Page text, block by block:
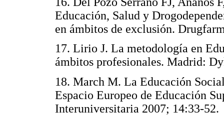
Educación, Salud y
en ámbitos de exclusión.
17. Lirio J. La metodología en
ámbitos profesionales.
18. March M. La Educación
Espacio Europeo de Educación
Interuniversitaria 2007;